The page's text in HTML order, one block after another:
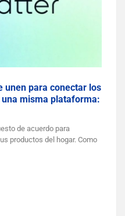
unen para conectar los
misma plataforma:
de acuerdo para
productos del hogar. Como